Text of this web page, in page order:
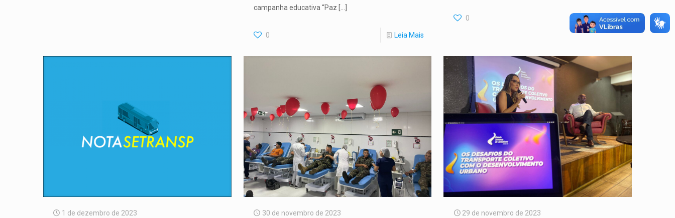
campanha educativa “Paz
0 Leia Mais
0 Leia Mais
1 de dezembro de 2023 30 de novembro de 2023 29 de novembro de 2023